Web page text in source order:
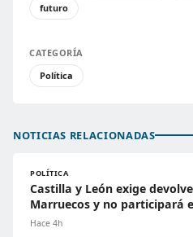
futuro
CATEGORÍA
Política
NOTICIAS RELACIONADAS
POLÍTICA
Castilla y León exige
Marruecos y no participará
Hace 4h